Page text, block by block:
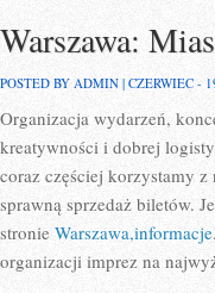
Warszawa:
POSTED BY ADMIN | CZERWIEC -
Organizacja wydarzeń,
kreatywności i dobrej
coraz częściej korzystamy z
sprawną sprzedaż biletów.
stronie Warszawa,informacje
organizacji imprez na